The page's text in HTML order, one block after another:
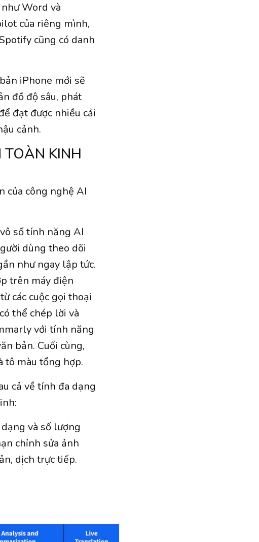
Word và
của riêng mình,
cũng có danh
iPhone mới sẽ
đồ độ sâu, phát
đạt được nhiều cải
cảnh.
TOÀN KINH
của công nghệ AI
số tính năng AI
dùng theo dõi
như ngay lập tức.
trên máy điện
các cuộc gọi thoại
thể chép lời và
với tính năng
bản. Cuối cùng,
tô màu tổng hợp.
cả về tính đa dạng
và số lượng
chỉnh sửa ảnh
dịch trực tiếp.